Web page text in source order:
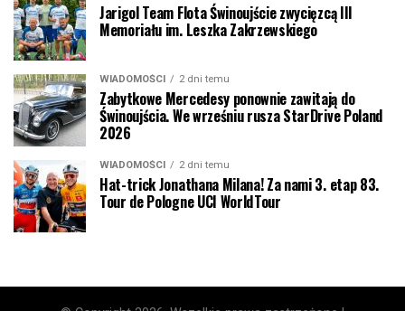
Jarigol Team Flota Świnoujście zwycięzcą III
Memoriału im. Leszka Zakrzewskiego
WIADOMOŚCI 2 dni temu
Zabytkowe Mercedesy ponownie zawitają do
Świnoujścia. We wrześniu rusza StarDrive Poland
2026
WIADOMOŚCI 2 dni temu
Hat-trick Jonathana Milana! Za nami 3. etap 83.
Tour de Pologne UCI WorldTour